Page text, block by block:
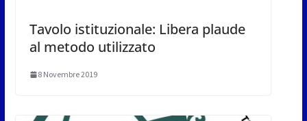
Tavolo istituzionale: Libera plaude
al metodo utilizzato
8 Novembre 2019